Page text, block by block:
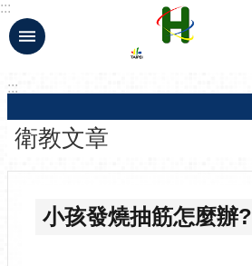
跳到主要內容區塊
:::
:::
衛教文章
小孩發燒抽筋怎麼辦?